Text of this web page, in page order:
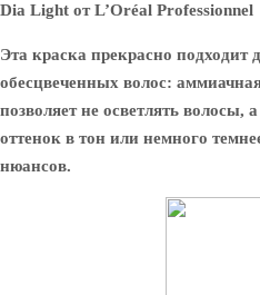
Dia Light от L’Oréal Professionnel
Эта краска прекрасно подходит
обесцвеченных волос:
позволяет не осветлять волосы,
оттенок в тон или немного
нюансов.